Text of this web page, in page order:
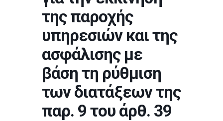
της παροχής
υπηρεσιών και της
ασφάλισης με
βάση τη ρύθμιση
των διατάξεων της
παρ. 9 του άρθ. 39